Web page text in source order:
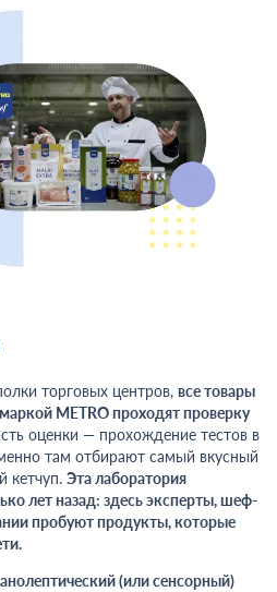
торговых центров, все товары
METRO проходят проверку
оценки — прохождение тестов в
там отбирают самый вкусный
кетчуп. Эта лаборатория
лет назад: здесь эксперты, шеф-
пробуют продукты, которые
(или сенсорный)